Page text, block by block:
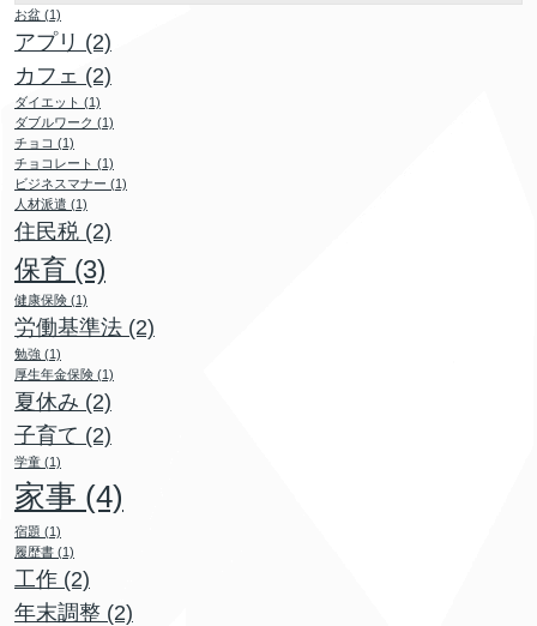
お盆 (1)
アプリ (2)
カフェ (2)
ダイエット (1)
ダブルワーク (1)
チョコ (1)
チョコレート (1)
ビジネスマナー (1)
人材派遣 (1)
住民税 (2)
保育 (3)
健康保険 (1)
労働基準法 (2)
勉強 (1)
厚生年金保険 (1)
夏休み (2)
子育て (2)
学童 (1)
家事 (4)
宿題 (1)
履歴書 (1)
工作 (2)
年末調整 (2)